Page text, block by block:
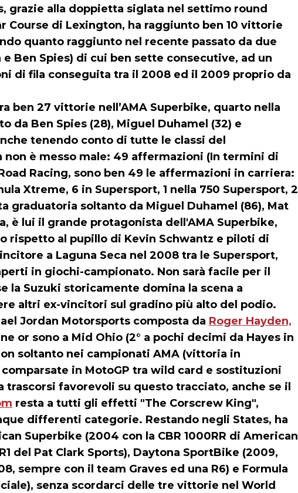
, grazie alla doppietta siglata nel settimo round
Course di Lexington, ha raggiunto ben 10 vittorie
quanto raggiunto nel recente passato da due
Ben Spies) di cui ben sette consecutive, ad un
di fila conseguita tra il 2008 ed il 2009 proprio da
ben 27 vittorie nell’AMA Superbike, quarto nella
da Ben Spies (28), Miguel Duhamel (32) e
tenendo conto di tutte le classi del
è messo male: 49 affermazioni (In termini di
Racing, sono ben 49 le affermazioni in carriera:
Xtreme, 6 in Supersport, 1 nella 750 Supersport, 2
graduatoria soltanto da Miguel Duhamel (86), Mat
è lui il grande protagonista dell'AMA Superbike,
rispetto al pupillo di Kevin Schwantz e piloti di
a Laguna Seca nel 2008 tra le Supersport,
in giochi-campionato. Non sarà facile per il
la Suzuki storicamente domina la scena a
altri ex-vincitori sul gradino più alto del podio.
Jordan Motorsports composta da Roger Hayden,
or sono a Mid Ohio (2° a pochi decimi da Hayes in
soltanto nei campionati AMA (vittoria in
in MotoGP tra wild card e sostituzioni
trascorsi favorevoli su questo tracciato, anche se il
resta a tutti gli effetti "The Corscrew King",
differenti categorie. Restando negli States, ha
Superbike (2004 con la CBR 1000RR di American
del Pat Clark Sports), Daytona SportBike (2009,
sempre con il team Graves ed una R6) e Formula
senza scordarci delle tre vittorie nel World